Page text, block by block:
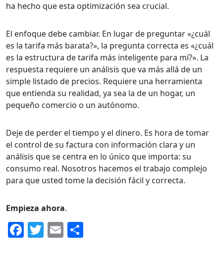
ha hecho que esta optimización sea crucial.
El enfoque debe cambiar. En lugar de preguntar «¿cuál
es la tarifa más barata?», la pregunta correcta es «¿cuál
es la estructura de tarifa más inteligente para mí?». La
respuesta requiere un análisis que va más allá de un
simple listado de precios. Requiere una herramienta
que entienda su realidad, ya sea la de un hogar, un
pequeño comercio o un autónomo.
Deje de perder el tiempo y el dinero. Es hora de tomar
el control de su factura con información clara y un
análisis que se centra en lo único que importa: su
consumo real. Nosotros hacemos el trabajo complejo
para que usted tome la decisión fácil y correcta.
Empieza ahora.
F T E